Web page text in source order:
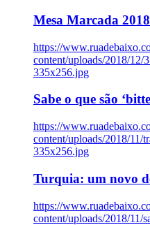
Mesa Marcada 2018
https://
content/uploads/2018/12/
335x256.jpg
Sabe o que são
https://
content/uploads/2018/11/
335x256.jpg
Turquia: um novo
https://
content/uploads/2018/11/